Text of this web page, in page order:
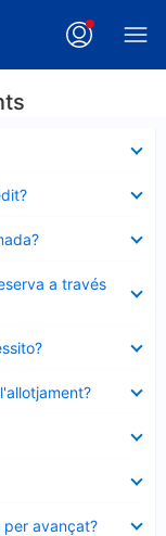
a través
per avançat?